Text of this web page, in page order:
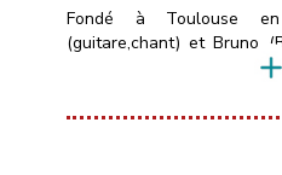
Fondé à Toulouse
(guitare,chant) et Bruno
Tanguy (Basse),
au public à travers nos